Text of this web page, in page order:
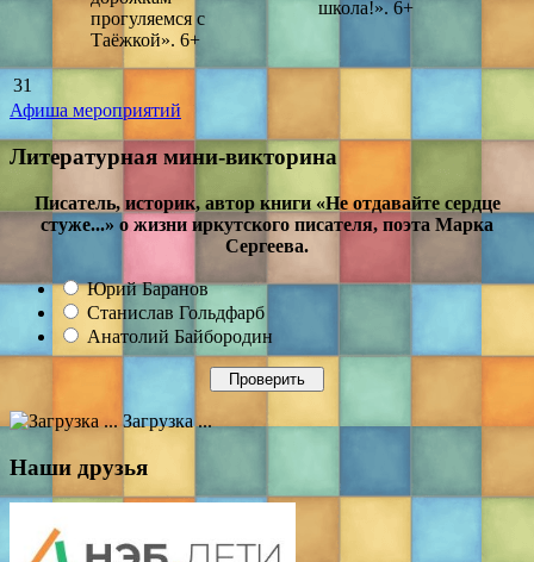
прогуляемся с
Таёжкой». 6+
школа!». 6+
31
Афиша мероприятий
Литературная мини-викторина
Писатель, историк, автор книги «Не отдавайте сердце
стуже...» о жизни иркутского писателя, поэта Марка
Сергеева.
Юрий Баранов
Станислав Гольдфарб
Анатолий Байбородин
Загрузка ...
Наши друзья